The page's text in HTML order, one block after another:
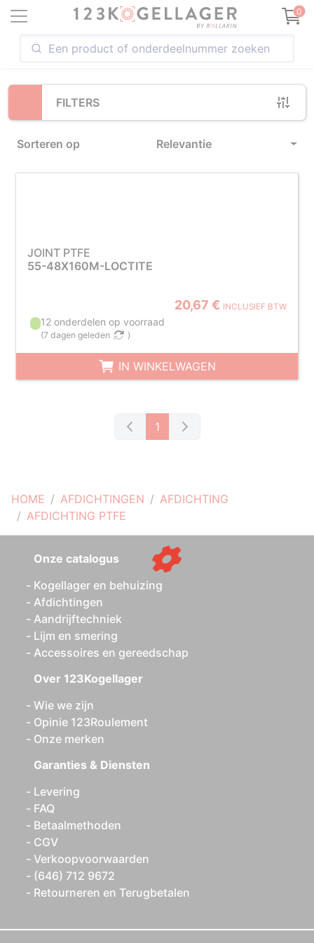
0
HOME AFDICHTINGEN
AFDICHTING
AFDICHTING PTFE
FILTERS
Sorteren op Relevantie
Loading...
JOINT PTFE
55-48X160M-LOCTITE
20,67 € INCLUSIEF BTW
12 onderdelen op voorraad
(7 dagen geleden )
IN WINKELWAGEN
1
Onze catalogus
Kogellager en behuizing
Afdichtingen
Aandrijftechniek
Lijm en smering
Accessoires en gereedschap
Over 123Kogellager
Wie we zijn
Opinie 123Roulement
Onze merken
Garanties & Diensten
Levering
FAQ
Betaalmethoden
CGV
Verkoopvoorwaarden
(646) 712 9672
Retourneren en Terugbetalen